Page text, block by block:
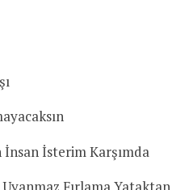
İsterim Karşımda